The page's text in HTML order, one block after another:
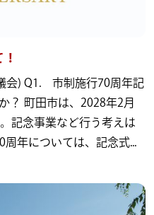
会) Q1. 市制施行70周年記
？ 町田市は、2028年2月
記念事業など行う考えは
年については、記念式...